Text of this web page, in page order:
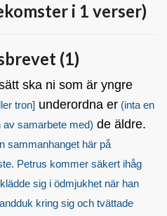
i 1 verser)
(1)
ska ni som är yngre
tron] underordna er (inta en
av samarbete med) de äldre.
sammanhanget här på
Petrus kommer säkert ihåg
sig i ödmjukhet när han
kring sig och tvättade